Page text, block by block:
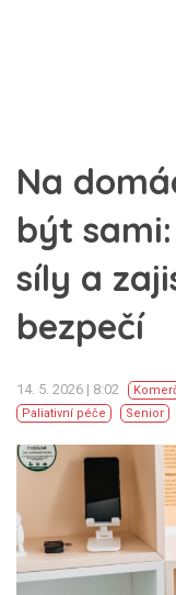
Na
být
síly a
bezpečí
14. 5. 2026 | 8:02
Paliativní péče
Senior